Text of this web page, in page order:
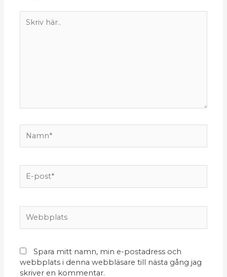
här..
post*
Spara mitt namn, min e-postadress och
webbplats i denna webbläsare till nästa gång jag
skriver en kommentar.